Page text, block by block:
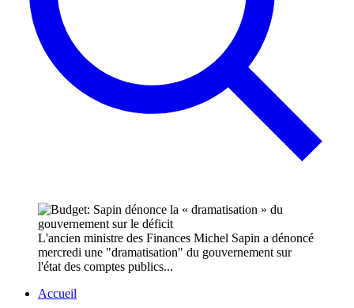
L'ancien ministre des Finances Michel Sapin a dénoncé
mercredi une "dramatisation" du gouvernement sur
l'état des comptes publics...
Accueil